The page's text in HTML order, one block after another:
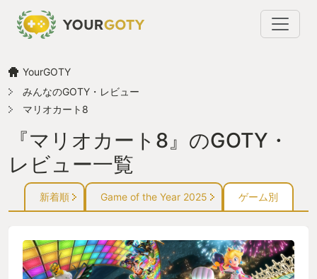
YourGOTY
みんなのGOTY・レビュー
マリオカート8
『マリオカート8』のGOTY・
レビュー一覧
新着順 Game of the Year 2025 ゲーム別